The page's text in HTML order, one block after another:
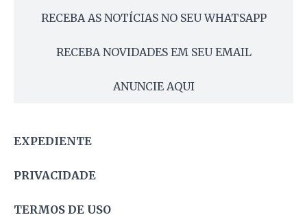
RECEBA AS NOTÍCIAS NO SEU WHATSAPP
RECEBA NOVIDADES EM SEU EMAIL
ANUNCIE AQUI
EXPEDIENTE
PRIVACIDADE
TERMOS DE USO